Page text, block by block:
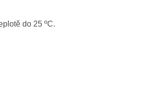
do 25 ºC.